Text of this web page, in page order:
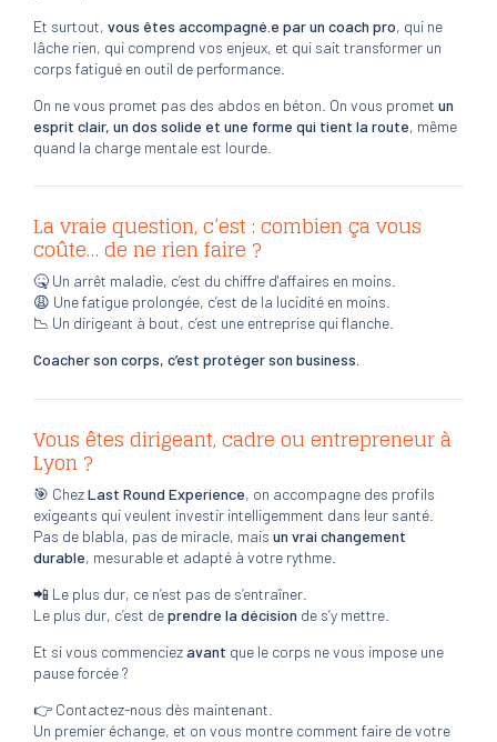
Et surtout, vous êtes accompagné.e par un coach pro, qui ne
lâche rien, qui comprend vos enjeux, et qui sait transformer un
corps fatigué en outil de performance.
On ne vous promet pas des abdos en béton. On vous promet un
esprit clair, un dos solide et une forme qui tient la route, même
quand la charge mentale est lourde.
La vraie question, c’est : combien ça vous
coûte… de ne rien faire ?
🤒 Un arrêt maladie, c’est du chiffre d'affaires en moins.
😩 Une fatigue prolongée, c’est de la lucidité en moins.
📉 Un dirigeant à bout, c’est une entreprise qui flanche.
Coacher son corps, c’est protéger son business.
Vous êtes dirigeant, cadre ou entrepreneur à
Lyon ?
🎯 ChezLast Round Experience, on accompagne des profils
exigeants qui veulent investir intelligemment dans leur santé.
Pas de blabla, pas de miracle, mais un vrai changement
durable, mesurable et adapté à votre rythme.
📲 Le plus dur, ce n’est pas de s’entraîner.
Le plus dur, c’est deprendre la décision de s’y mettre.
Et si vous commenciezavant que le corps ne vous impose une
pause forcée ?
👉 Contactez-nous dès maintenant.
Un premier échange, et on vous montre comment faire de votre